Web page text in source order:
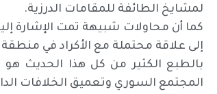
لمشايخ الطائفة للمقامات الدرزية.
كما أن محاولات شبيهة تمت الإشارة
إلى علاقة محتملة مع الأكراد في منطقة
بالطبع الكثير من كل هذا الحديث
المجتمع السوري وتعميق الخلافات